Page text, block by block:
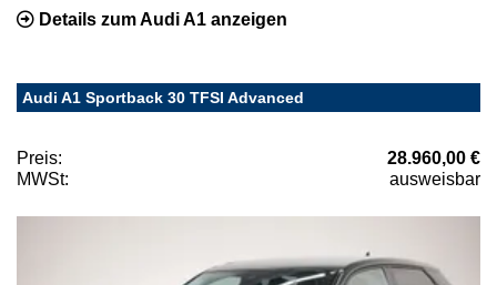
Details zum Audi A1 anzeigen
Audi A1 Sportback 30 TFSI Advanced
Preis:
28.960,00 €
MWSt:
ausweisbar